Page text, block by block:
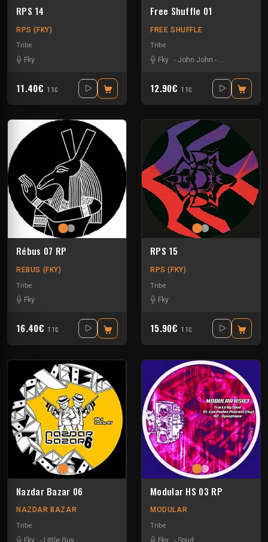
RPS 14
RPS (FKY)
Tribe
Fky
11.40€ TTC
Free Shuffle 01
FREE SHUFFLE
Tribe
Fky
- John John - RemedyJ
12.90€ TTC
Rébus 07 RP
REBUS (FKY)
Tribe
Fky
16.40€ TTC
RPS 15
RPS (FKY)
Tribe
Fky
15.90€ TTC
Nazdar Bazar 06
NAZDAR BAZAR
Tribe
Fky
- Little Guy
Modular HS 03 RP
MODULAR
Tribe
Fky
- Spud